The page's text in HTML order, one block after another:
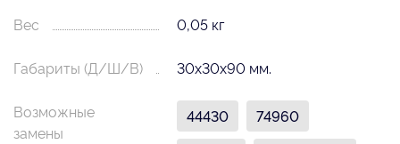
Вес 0,05 кг
Габариты (Д/Ш/В) 30х30х90 мм.
Возможные
замены
44430
74960